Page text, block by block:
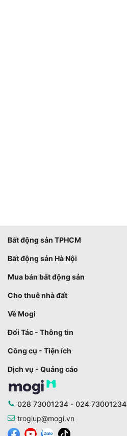
Bất động sản TPHCM
Bất động sản Hà Nội
Mua bán bất động sản
Cho thuê nhà đất
Về Mogi
Đối Tác - Thông tin
Công cụ - Tiện ích
Dịch vụ - Quảng cáo
028 73001234 - 024 73001234
trogiup@mogi.vn